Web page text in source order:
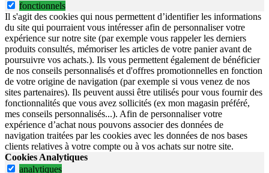
fonctionnels
Il s'agit des cookies qui nous permettent d’identifier les informations
du site qui pourraient vous intéresser afin de personnaliser votre
expérience sur notre site (par exemple vous rappeler les derniers
produits consultés, mémoriser les articles de votre panier avant de
poursuivre vos achats.). Ils vous permettent également de bénéficier
de nos conseils personnalisés et d'offres promotionnelles en fonction
de votre origine de navigation (par exemple si vous venez de nos
sites partenaires). Ils peuvent aussi être utilisés pour vous fournir des
fonctionnalités que vous avez sollicités (ex mon magasin préféré,
mes conseils personnalisés...). Afin de personnaliser votre
expérience d’achat nous pouvons associer des données de
navigation traitées par les cookies avec les données de nos bases
clients relatives à votre compte ou à vos achats sur notre site.
Cookies Analytiques
analytiques